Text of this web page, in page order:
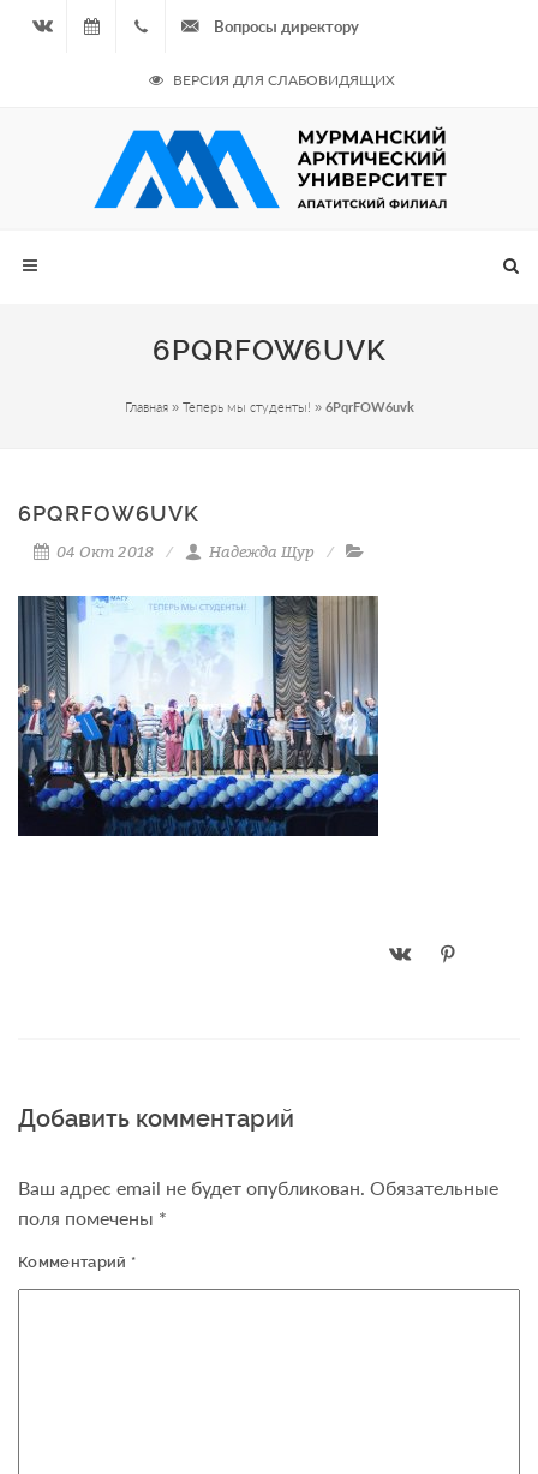
08.08.2026
- Чётная
неделя
964
687
Вопросы директору
ВЕРСИЯ ДЛЯ СЛАБОВИДЯЩИХ
6PQRFOW6UVK
Главная» Теперь мы студенты! » 6PqrFOW6uvk
6PQRFOW6UVK
04 Окт 2018 Надежда Щур
Добавить комментарий
Ваш адрес email не будет опубликован. Обязательные
поля помечены *
Комментарий *